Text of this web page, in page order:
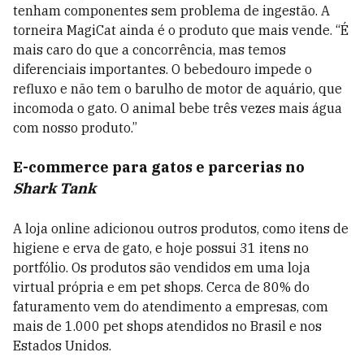
tenham componentes sem problema de ingestão. A
torneira MagiCat ainda é o produto que mais vende. “É
mais caro do que a concorrência, mas temos
diferenciais importantes. O bebedouro impede o
refluxo e não tem o barulho de motor de aquário, que
incomoda o gato. O animal bebe três vezes mais água
com nosso produto.”
E-commerce para gatos e parcerias no
Shark Tank
A loja online adicionou outros produtos, como itens de
higiene e erva de gato, e hoje possui 31 itens no
portfólio. Os produtos são vendidos em uma loja
virtual própria e em pet shops. Cerca de 80% do
faturamento vem do atendimento a empresas, com
mais de 1.000 pet shops atendidos no Brasil e nos
Estados Unidos.